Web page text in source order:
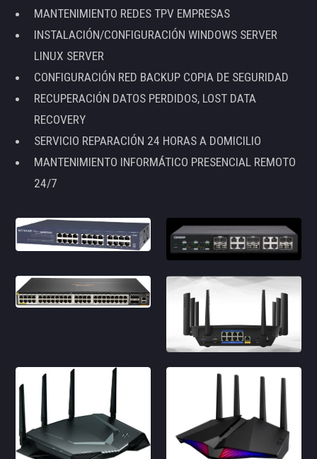
MANTENIMIENTO REDES TPV EMPRESAS
INSTALACIÓN/CONFIGURACIÓN WINDOWS SERVER
LINUX SERVER
CONFIGURACIÓN RED BACKUP COPIA DE SEGURIDAD
RECUPERACIÓN DATOS PERDIDOS, LOST DATA
RECOVERY
SERVICIO REPARACIÓN 24 HORAS A DOMICILIO
MANTENIMIENTO INFORMÁTICO PRESENCIAL REMOTO
24/7